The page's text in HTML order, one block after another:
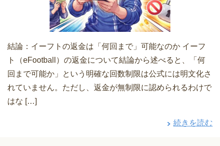
結論：イーフトの返金は「何回まで」可能なのか イーフ
ト（eFootball）の返金について結論から述べると、「何
回まで可能か」という明確な回数制限は公式には明文化さ
れていません。ただし、返金が無制限に認められるわけで
はな […]
続きを読む